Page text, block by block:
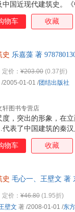
中国近现代建筑史。
亭、轩、塔、桥、坊
、明堂、苑囿园林等
物车 收藏
史 乐嘉藻 著
度，突出的形象，在
表了中国建筑的秦汉
派宏伟，恢阔舒展
隋唐风格。隋唐建筑
而大度，严谨而典丽
定价： ¥203.00 (0.37折)
轩图书专营店
/2005-01-01 /团结出版社
物车 收藏
史 毛心一、王壁文 著
定价： ¥46.80 (1.95折)
壁文 著 /2008-01-01 /东